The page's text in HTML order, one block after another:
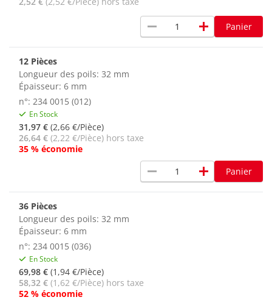
remove add Panier
12 Pièces
Longueur des poils: 32 mm
Épaisseur: 6 mm
n°: 234 0015 (012)
En Stock
31,97 € (2,66 €/Pièce)
26,64 € (2,22 €/Pièce) hors taxe
35 % économie
remove add Panier
36 Pièces
Longueur des poils: 32 mm
Épaisseur: 6 mm
n°: 234 0015 (036)
En Stock
69,98 € (1,94 €/Pièce)
58,32 € (1,62 €/Pièce) hors taxe
52 % économie